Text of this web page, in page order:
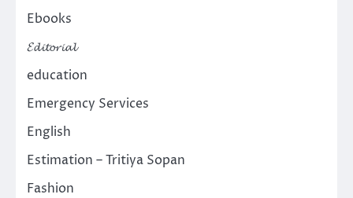
Ebooks
𝓔𝓭𝓲𝓽𝓸𝓻𝓲𝓪𝓵
education
Emergency Services
English
Estimation – Tritiya Sopan
Fashion